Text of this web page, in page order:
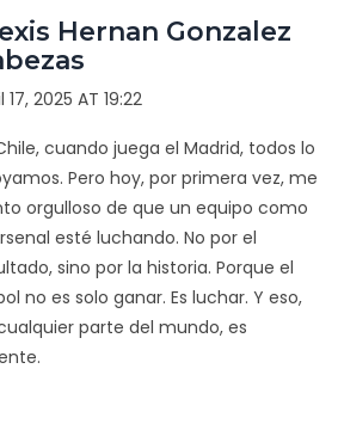
Hernan Gonzalez
17, 2025 AT 19:22
cuando juega el Madrid, todos lo
Pero hoy, por primera vez, me
orgulloso de que un equipo como
esté luchando. No por el
sino por la historia. Porque el
no es solo ganar. Es luchar. Y eso,
parte del mundo, es